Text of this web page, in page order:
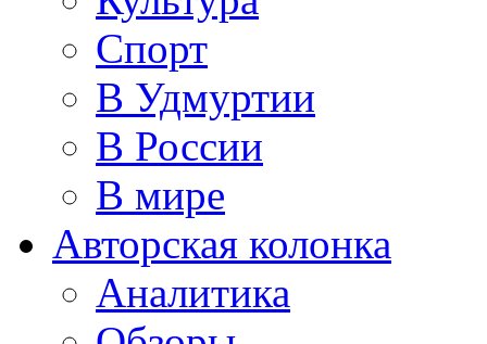
Спорт
В Удмуртии
В России
В мире
Авторская колонка
Аналитика